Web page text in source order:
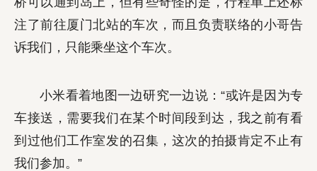
注了前往厦门北站的车次，而且负责联络的小哥告
诉我们，只能乘坐这个车次。
小米看着地图一边研究一边说：“或许是因为专
车接送，需要我们在某个时间段到达，我之前有看
到过他们工作室发的召集，这次的拍摄肯定不止有
我们参加。”